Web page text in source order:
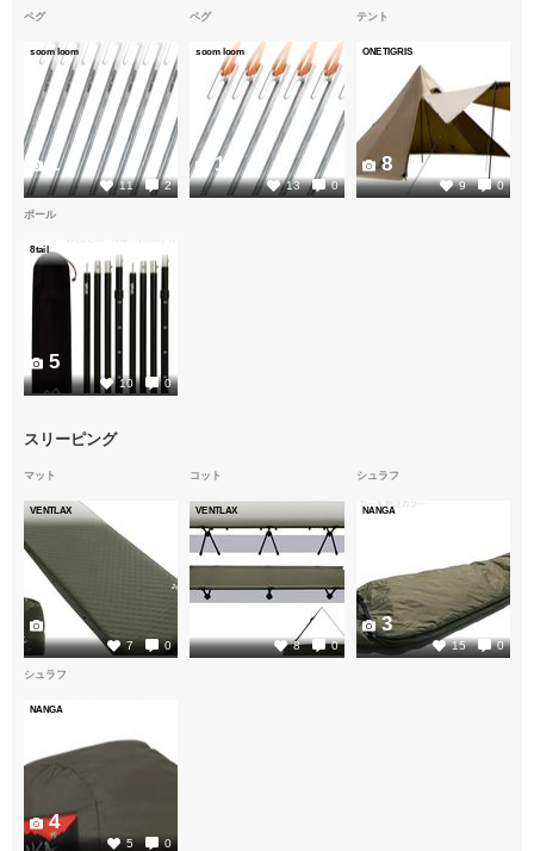
ペグ
soom loom
11 2
1
ペグ
soom loom
13 0
1
テント
ONETIGRIS
9 0
8
ポール
8tail
10 0
5
スリーピング
マット
VENTLAX
7 0
コット
VENTLAX
8 0
シュラフ
NANGA
15 0
3
シュラフ
NANGA
5 0
4